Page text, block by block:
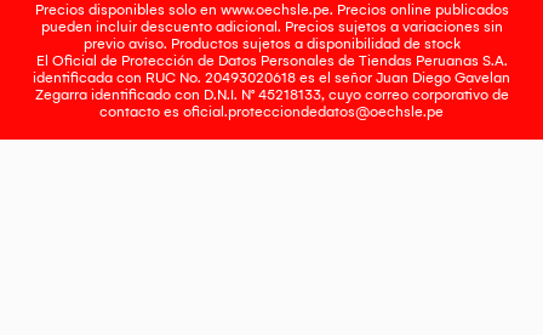
Precios disponibles solo en www.oechsle.pe. Precios online publicados
pueden incluir descuento adicional. Precios sujetos a variaciones sin
previo aviso. Productos sujetos a disponibilidad de stock
El Oficial de Protección de Datos Personales de Tiendas Peruanas S.A.
identificada con RUC No. 20493020618 es el señor Juan Diego Gavelan
Zegarra identificado con D.N.I. N° 45218133, cuyo correo corporativo de
contacto es oficial.protecciondedatos@oechsle.pe